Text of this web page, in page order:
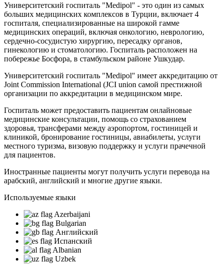
Университетский госпиталь "Medipol" - это один из самых
больших медицинских комплексов в Турции, включает 4
госпиталя, специализированные на широкой гамме
медицинских операций, включая онкологию, неврологию,
сердечно-сосудистую хирургию, пересадку органов,
гинекологию и стоматологию. Госпиталь расположен на
побережье Босфора, в стамбульском районе Ушкудар.
Университетский госпиталь "Medipol" имеет аккредитацию от
Joint Commission International (JCI union самой престижной
организации по аккредитации в медицинском мире.
Госпиталь может предоставить пациентам онлайновые
медицинские консультации, помощь со страхованием
здоровья, трансферами между аэропортом, гостиницей и
клиникой, бронирование гостиницы, авиабилеты, услуги
местного туризма, визовую поддержку и услуги прачечной
для пациентов.
Иностранные пациенты могут получить услуги перевода на
арабский, английский и многие другие языки.
Используемые языки
Azerbaijani
Bulgarian
Английский
Испанский
Albanian
Uzbek